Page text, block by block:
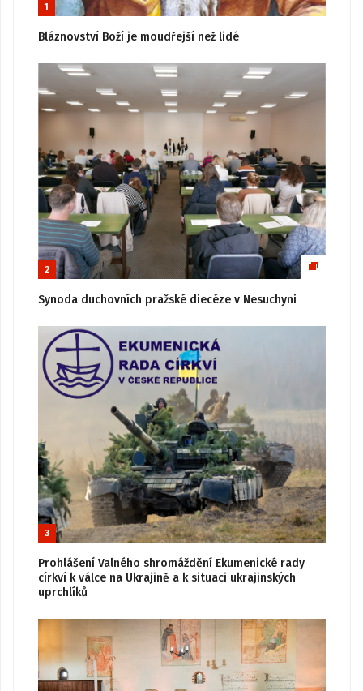
1
Bláznovství Boží je moudřejší než lidé
2
Synoda duchovních pražské diecéze v Nesuchyni
3
Prohlášení Valného shromáždění Ekumenické rady
církví k válce na Ukrajině a k situaci ukrajinských
uprchlíků